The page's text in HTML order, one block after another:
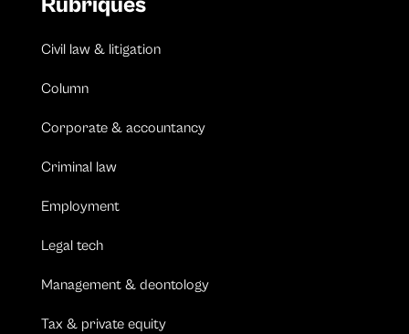
Civil law & litigation
Column
Corporate & accountancy
Criminal law
Employment
Legal tech
Management & deontology
Tax & private equity